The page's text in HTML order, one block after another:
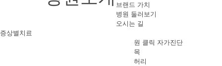
브랜드 가치
병원 둘러보기
오시는 길
증상별치료
원 클릭 자가진단
목
허리